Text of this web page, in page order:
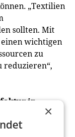
„Textilien
sollten. Mit
wichtigen
zu
reduzieren“,
in
Europa, der
×